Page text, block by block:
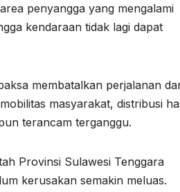
penyangga yang mengalami
kendaraan tidak lagi dapat
membatalkan perjalanan
masyarakat, distribusi
terancam terganggu.
Provinsi Sulawesi Tenggara
kerusakan semakin meluas.